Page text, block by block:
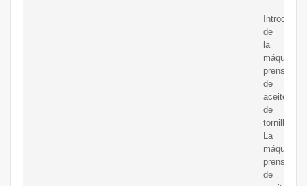
de
la
máquina
prensadora
de
aceite
de
tornillo.
La
máquina
prensadora
de